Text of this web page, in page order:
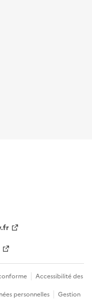
Accessibilité des
personnelles Gestion